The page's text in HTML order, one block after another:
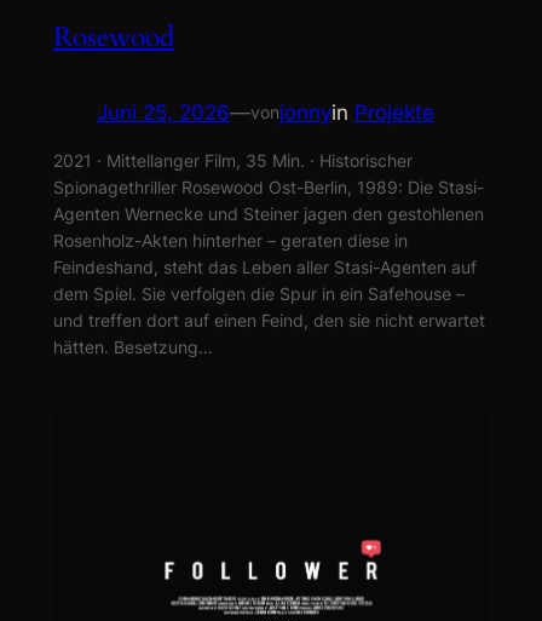
Rosewood
Juni 25, 2026—vonjonnyin Projekte
2021 · Mittellanger Film, 35 Min. · Historischer
Spionagethriller Rosewood Ost-Berlin, 1989: Die Stasi-
Agenten Wernecke und Steiner jagen den gestohlenen
Rosenholz-Akten hinterher – geraten diese in
Feindeshand, steht das Leben aller Stasi-Agenten auf
dem Spiel. Sie verfolgen die Spur in ein Safehouse –
und treffen dort auf einen Feind, den sie nicht erwartet
hätten. Besetzung…